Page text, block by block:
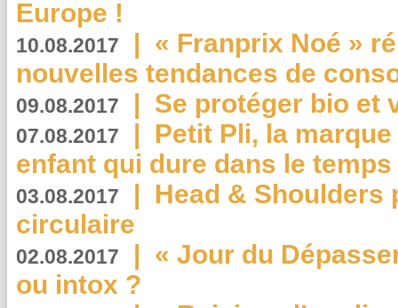
Europe !
10.08.2017 | « Franprix Noé »
nouvelles tendances de
09.08.2017 | Se protéger bio et
07.08.2017 | Petit Pli, la
enfant qui dure dans le temps
03.08.2017 | Head & Shoulders
circulaire
02.08.2017 | « Jour du
ou intox ?